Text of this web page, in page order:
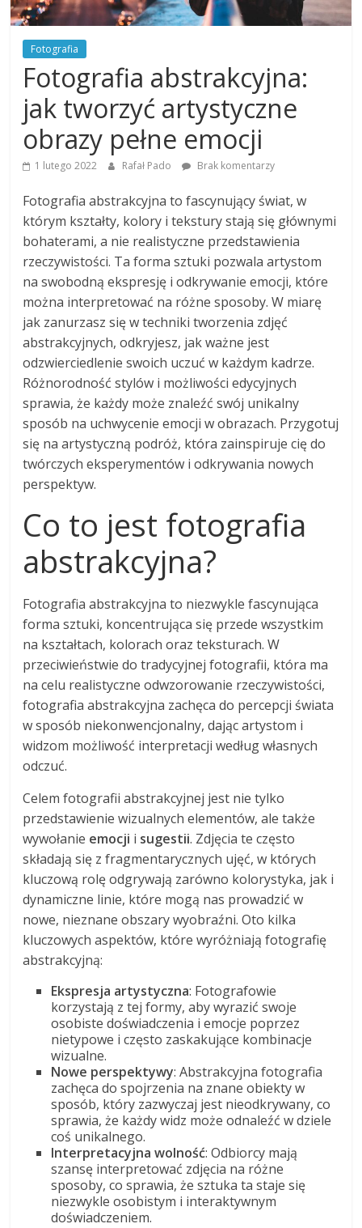
Fotografia
Fotografia abstrakcyjna:
jak tworzyć artystyczne
obrazy pełne emocji
1 lutego 2022 Rafał Pado Brak komentarzy
Fotografia abstrakcyjna to fascynujący świat, w
którym kształty, kolory i tekstury stają się głównymi
bohaterami, a nie realistyczne przedstawienia
rzeczywistości. Ta forma sztuki pozwala artystom
na swobodną ekspresję i odkrywanie emocji, które
można interpretować na różne sposoby. W miarę
jak zanurzasz się w techniki tworzenia zdjęć
abstrakcyjnych, odkryjesz, jak ważne jest
odzwierciedlenie swoich uczuć w każdym kadrze.
Różnorodność stylów i możliwości edycyjnych
sprawia, że każdy może znaleźć swój unikalny
sposób na uchwycenie emocji w obrazach. Przygotuj
się na artystyczną podróż, która zainspiruje cię do
twórczych eksperymentów i odkrywania nowych
perspektyw.
Co to jest fotografia
abstrakcyjna?
Fotografia abstrakcyjna to niezwykle fascynująca
forma sztuki, koncentrująca się przede wszystkim
na kształtach, kolorach oraz teksturach. W
przeciwieństwie do tradycyjnej fotografii, która ma
na celu realistyczne odwzorowanie rzeczywistości,
fotografia abstrakcyjna zachęca do percepcji świata
w sposób niekonwencjonalny, dając artystom i
widzom możliwość interpretacji według własnych
odczuć.
Celem fotografii abstrakcyjnej jest nie tylko
przedstawienie wizualnych elementów, ale także
wywołanie emocji i sugestii. Zdjęcia te często
składają się z fragmentarycznych ujęć, w których
kluczową rolę odgrywają zarówno kolorystyka, jak i
dynamiczne linie, które mogą nas prowadzić w
nowe, nieznane obszary wyobraźni. Oto kilka
kluczowych aspektów, które wyróżniają fotografię
abstrakcyjną:
Ekspresja artystyczna: Fotografowie
korzystają z tej formy, aby wyrazić swoje
osobiste doświadczenia i emocje poprzez
nietypowe i często zaskakujące kombinacje
wizualne.
Nowe perspektywy: Abstrakcyjna fotografia
zachęca do spojrzenia na znane obiekty w
sposób, który zazwyczaj jest nieodkrywany, co
sprawia, że każdy widz może odnaleźć w dziele
coś unikalnego.
Interpretacyjna wolność: Odbiorcy mają
szansę interpretować zdjęcia na różne
sposoby, co sprawia, że sztuka ta staje się
niezwykle osobistym i interaktywnym
doświadczeniem.